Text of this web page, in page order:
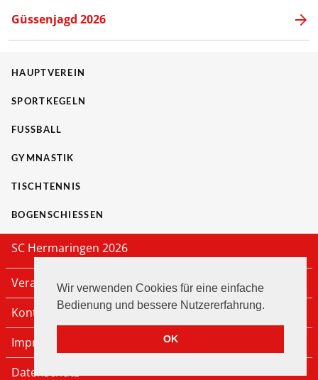
Wir verwenden Cookies für eine einfache
Bedienung und bessere Nutzererfahrung.
OK
Güssenjagd 2026
HAUPTVEREIN
SPORTKEGELN
FUSSBALL
GYMNASTIK
TISCHTENNIS
BOGENSCHIESSEN
SC Hermaringen 2026
Veranstaltungen
Kontakt
Impressum
Datenschutz